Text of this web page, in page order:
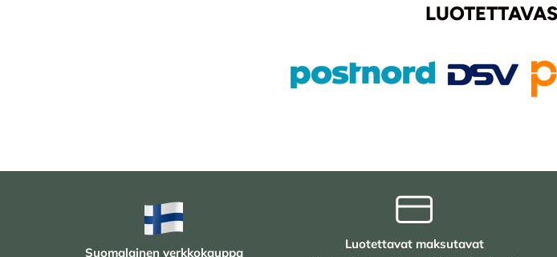
Suomalainen verkkokauppa
Luotettavat maksutavat